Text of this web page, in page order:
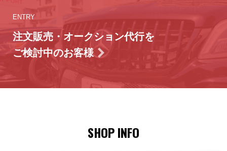
ENTRY
注文販売・オークション代行を
ご検討中のお客様
SHOP INFO